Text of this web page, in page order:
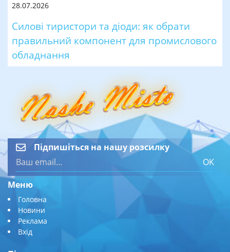
28.07.2026
Силові тиристори та діоди: як обрати
правильний компонент для промислового
обладнання
Підпишіться на нашу розсилку
OK
Меню
Головна
Новини
Реклама
Вхід